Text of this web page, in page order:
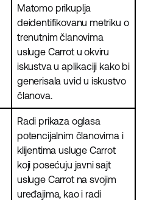
Matomo prikuplja
deidentifikovanu metriku o
trenutnim članovima
usluge Carrot u okviru
iskustva u aplikaciji kako bi
generisala uvid u iskustvo
članova.
Radi prikaza oglasa
potencijalnim članovima i
klijentima usluge Carrot
koji posećuju javni sajt
usluge Carrot na svojim
uređajima, kao i radi